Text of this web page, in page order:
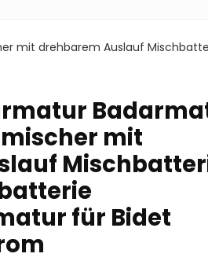
mit drehbarem Auslauf
mit
für Bidet